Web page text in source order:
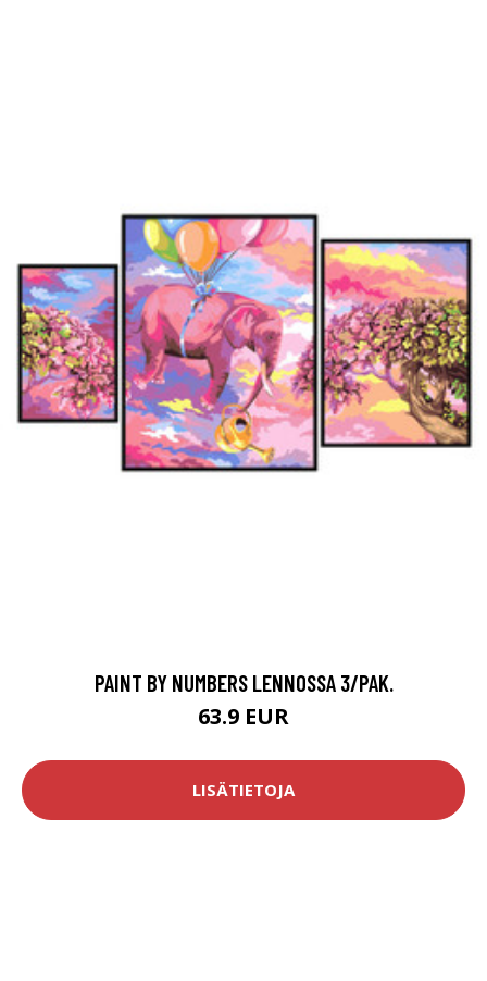
PAINT BY NUMBERS LENNOSSA 3/PAK.
63.9 EUR
LISÄTIETOJA